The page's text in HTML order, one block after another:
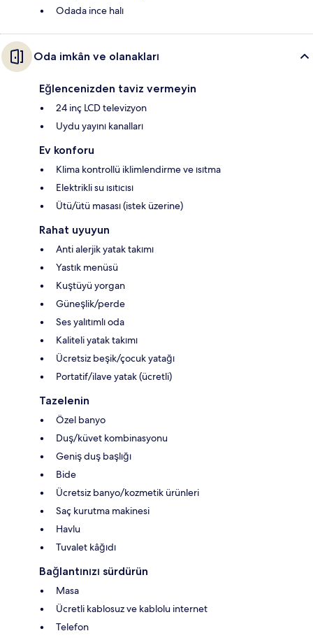
Odada ince halı
Oda imkân ve olanakları
Eğlencenizden taviz vermeyin
24 inç LCD televizyon
Uydu yayını kanalları
Ev konforu
Klima kontrollü iklimlendirme ve ısıtma
Elektrikli su ısıtıcısı
Ütü/ütü masası (istek üzerine)
Rahat uyuyun
Anti alerjik yatak takımı
Yastık menüsü
Kuştüyü yorgan
Güneşlik/perde
Ses yalıtımlı oda
Kaliteli yatak takımı
Ücretsiz beşik/çocuk yatağı
Portatif/ilave yatak (ücretli)
Tazelenin
Özel banyo
Duş/küvet kombinasyonu
Geniş duş başlığı
Bide
Ücretsiz banyo/kozmetik ürünleri
Saç kurutma makinesi
Havlu
Tuvalet kâğıdı
Bağlantınızı sürdürün
Masa
Ücretli kablosuz ve kablolu internet
Telefon